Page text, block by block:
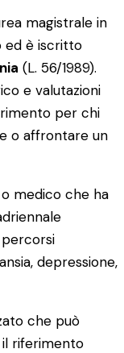
magistrale in
ed è iscritto
(L. 56/1989).
e valutazioni
per chi
o affrontare un
medico che ha
percorsi
depressione,
che può
il riferimento